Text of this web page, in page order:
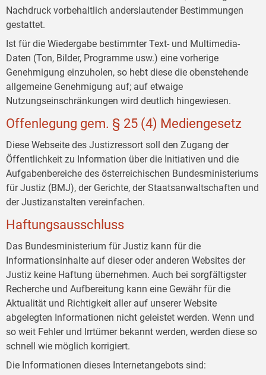
Nachdruck vorbehaltlich anderslautender Bestimmungen
gestattet.
Ist für die Wiedergabe bestimmter Text- und Multimedia-
Daten (Ton, Bilder, Programme usw.) eine vorherige
Genehmigung einzuholen, so hebt diese die obenstehende
allgemeine Genehmigung auf; auf etwaige
Nutzungseinschränkungen wird deutlich hingewiesen.
Offenlegung gem. § 25 (4) Mediengesetz
Diese Webseite des Justizressort soll den Zugang der
Öffentlichkeit zu Information über die Initiativen und die
Aufgabenbereiche des österreichischen Bundesministeriums
für Justiz (BMJ), der Gerichte, der Staatsanwaltschaften und
der Justizanstalten vereinfachen.
Haftungsausschluss
Das Bundesministerium für Justiz kann für die
Informationsinhalte auf dieser oder anderen Websites der
Justiz keine Haftung übernehmen. Auch bei sorgfältigster
Recherche und Aufbereitung kann eine Gewähr für die
Aktualität und Richtigkeit aller auf unserer Website
abgelegten Informationen nicht geleistet werden. Wenn und
so weit Fehler und Irrtümer bekannt werden, werden diese so
schnell wie möglich korrigiert.
Die Informationen dieses Internetangebots sind: